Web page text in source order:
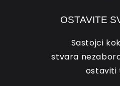
OSTAVITE
Sastojci
stvara
ostaviti